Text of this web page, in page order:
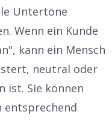
Untertöne
Wenn ein Kunde
kann ein Mensch
neutral oder
ist. Sie können
entsprechend